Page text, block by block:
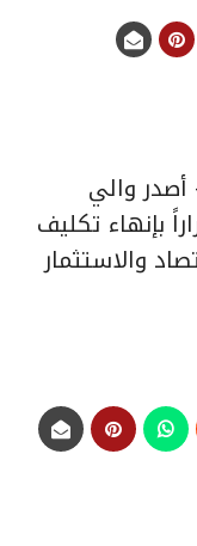
(سونا) – أصدر والي
بإنهاء تكليف
والاستثمار